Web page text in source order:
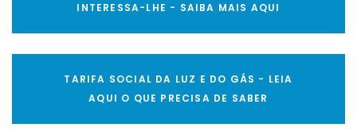
INTERESSA-LHE - SAIBA MAIS AQUI
TARIFA SOCIAL DA LUZ E DO GÁS - LEIA
AQUI O QUE PRECISA DE SABER